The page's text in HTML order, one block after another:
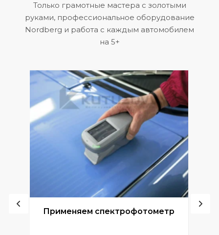
Только грамотные мастера с золотыми
руками, профессиональное оборудование
Nordberg и работа с каждым автомобилем
на 5+
Применяем спектрофотометр